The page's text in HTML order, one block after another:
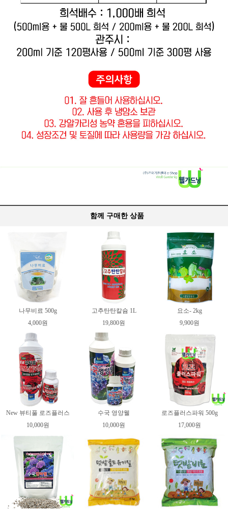
함께 구매한 상품
나무비료 500g
4,000원
고추탄탄칼슘 1L
19,800원
요소- 2kg
9,900원
New 뷰티풀 로즈플러스
10,000원
수국 영양웰
10,000원
로즈플러스파워 500g
17,000원